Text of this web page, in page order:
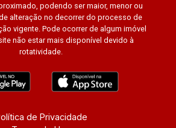
podendo ser maior, menor ou
alteração no decorrer do processo de
vigente. Pode ocorrer de algum imóvel
não estar mais disponível devido à
rotatividade.
de Privacidade